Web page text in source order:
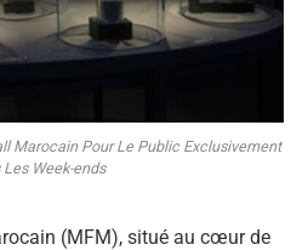
Marocain Pour Le Public Exclusivement
Les Week-ends
(MFM), situé au cœur de